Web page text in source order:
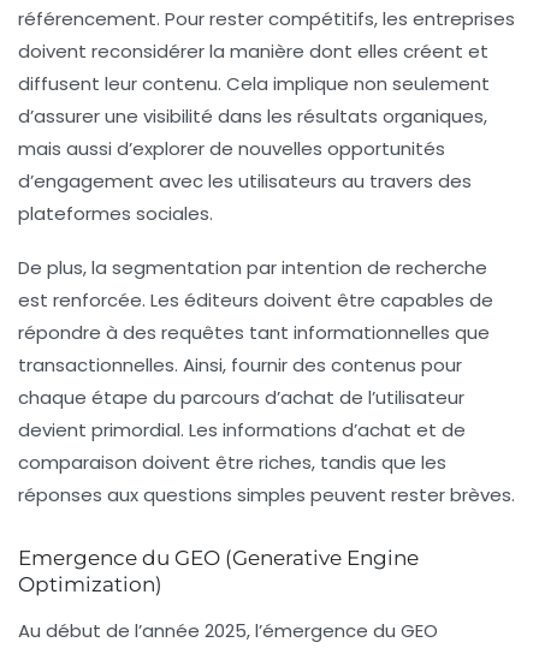
référencement. Pour rester compétitifs, les entreprises
doivent reconsidérer la manière dont elles créent et
diffusent leur contenu. Cela implique non seulement
d’assurer une visibilité dans les résultats organiques,
mais aussi d’explorer de nouvelles opportunités
d’engagement avec les utilisateurs au travers des
plateformes sociales.
De plus, la segmentation parintention de recherche
est renforcée. Les éditeurs doivent être capables de
répondre à des requêtes tant informationnelles que
transactionnelles. Ainsi, fournir des contenus pour
chaque étape du parcours d’achat de l’utilisateur
devient primordial. Les informations d’achat et de
comparaison doivent être riches, tandis que les
réponses aux questions simples peuvent rester brèves.
Emergence du GEO (Generative Engine
Optimization)
Au début de l’année 2025, l’émergence du GEO